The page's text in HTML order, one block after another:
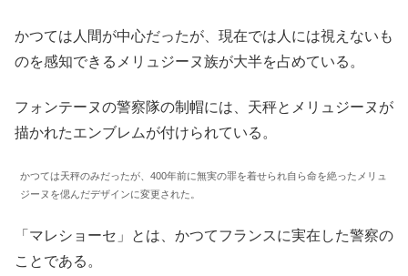
かつては人間が中心だったが、現在では人には視えないも
のを感知できるメリュジーヌ族が大半を占めている。
フォンテーヌの警察隊の制帽には、天秤とメリュジーヌが
描かれたエンブレムが付けられている。
かつては天秤のみだったが、400年前に無実の罪を着せられ自ら命を絶ったメリュ
ジーヌを偲んだデザインに変更された。
「マレショーセ」とは、かつてフランスに実在した警察の
ことである。